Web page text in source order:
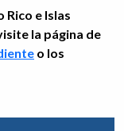
e Islas
la página de
o los